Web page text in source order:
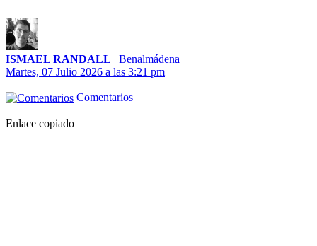
ISMAEL RANDALL | Benalmádena
Martes, 07 Julio 2026 a las 3:21 pm
Comentarios
Enlace copiado